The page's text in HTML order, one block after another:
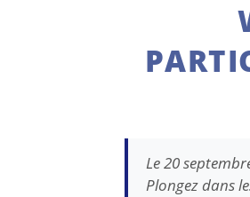
Le 20
Plongez dans